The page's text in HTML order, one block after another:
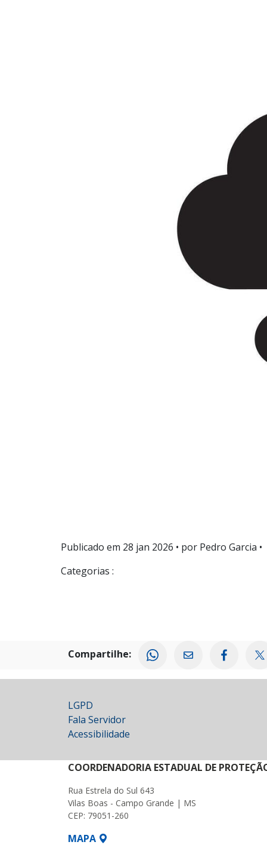
Publicado em 28 jan 2026 • por Pedro Garcia •
Categorias :
Compartilhe:
LGPD
Fala Servidor
Acessibilidade
COORDENADORIA ESTADUAL DE
Rua Estrela do Sul 643
Vilas Boas - Campo Grande | MS
CEP: 79051-260
MAPA